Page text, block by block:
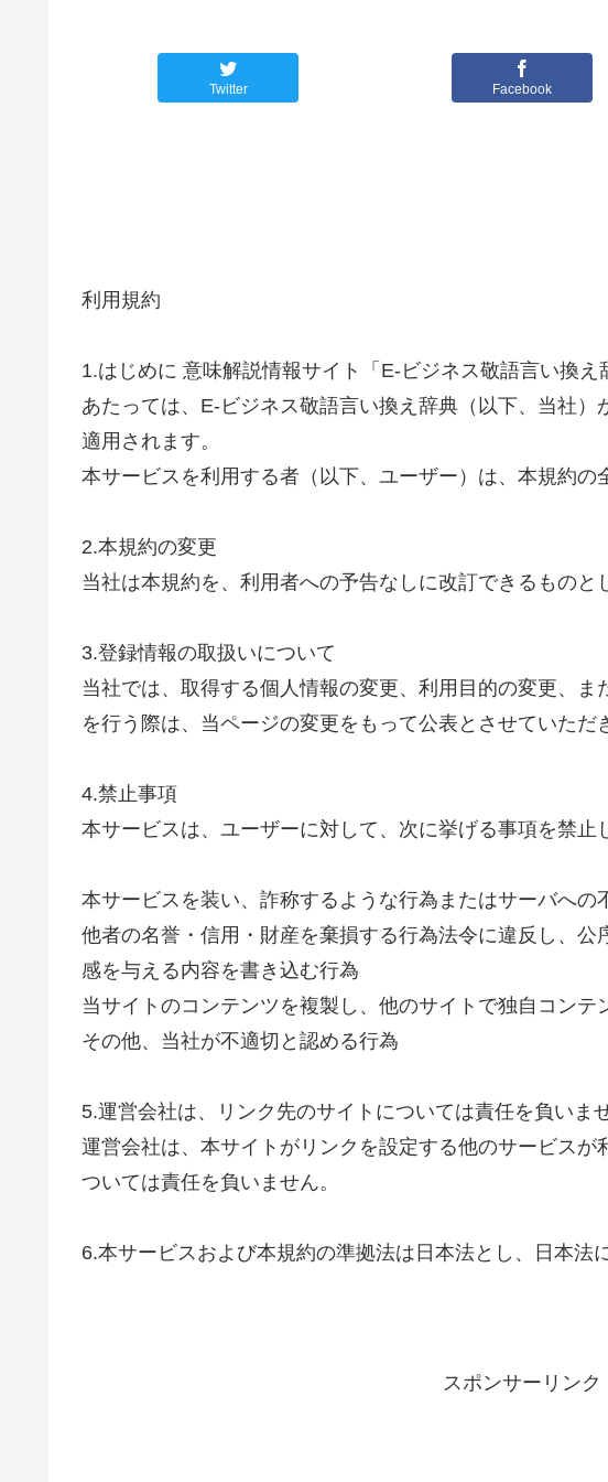
Twitter Facebook
利用規約
1.はじめに 意味解説情報サイト「E-ビジネス敬語言い換
あたっては、E-ビジネス敬語言い換え辞典（以下、当社
適用されます。
本サービスを利用する者（以下、ユーザー）は、本規約の
2.本規約の変更
当社は本規約を、利用者への予告なしに改訂できるものと
3.登録情報の取扱いについて
当社では、取得する個人情報の変更、利用目的の変更、
を行う際は、当ページの変更をもって公表とさせていただ
4.禁止事項
本サービスは、ユーザーに対して、次に挙げる事項を禁止
本サービスを装い、詐称するような行為またはサーバへの
他者の名誉・信用・財産を棄損する行為法令に違反し、
感を与える内容を書き込む行為
当サイトのコンテンツを複製し、他のサイトで独自コンテ
その他、当社が不適切と認める行為
5.運営会社は、リンク先のサイトについては責任を負いませ
運営会社は、本サイトがリンクを設定する他のサービス
ついては責任を負いません。
6.本サービスおよび本規約の準拠法は日本法とし、日本法
スポンサーリンク